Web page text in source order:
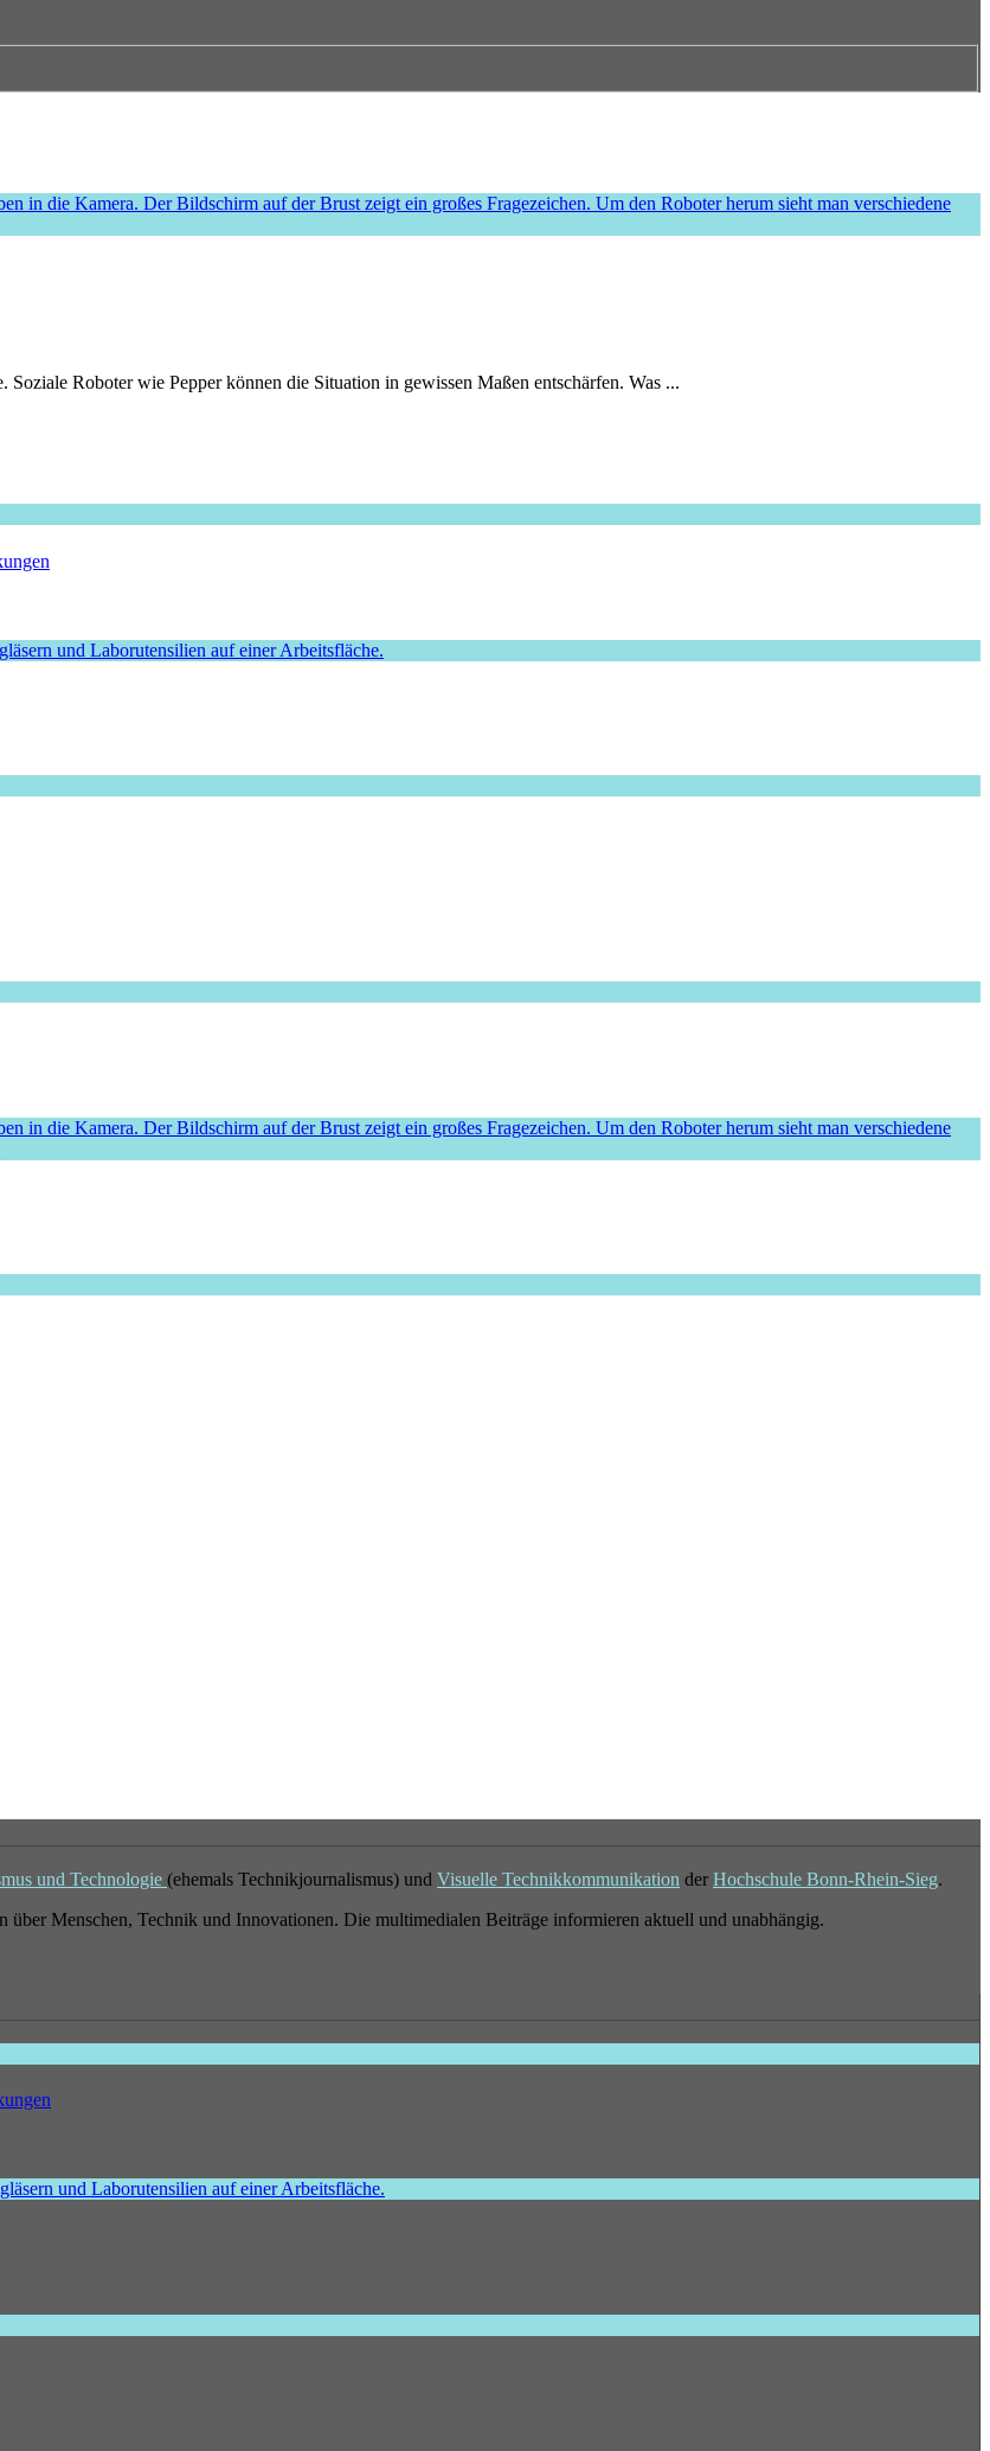
Roboter wie Pepper können die Situation in gewissen Maßen entschärfen. Was ...
und Technologie (ehemals Technikjournalismus) und Visuelle Technikkommunikation der Hochschule Bonn-Rhein-Sieg.
über Menschen, Technik und Innovationen. Die multimedialen Beiträge informieren aktuell und unabhängig.